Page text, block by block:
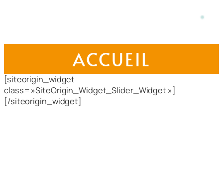
ACCUEIL
[siteorigin_widget
class= »SiteOrigin_Widget_Slider_Widget »]
[/siteorigin_widget]